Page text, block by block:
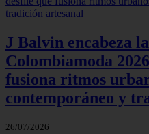
J Balvin encabeza
Colombiamoda
fusiona ritmos
contemporáneo y
26/07/2026